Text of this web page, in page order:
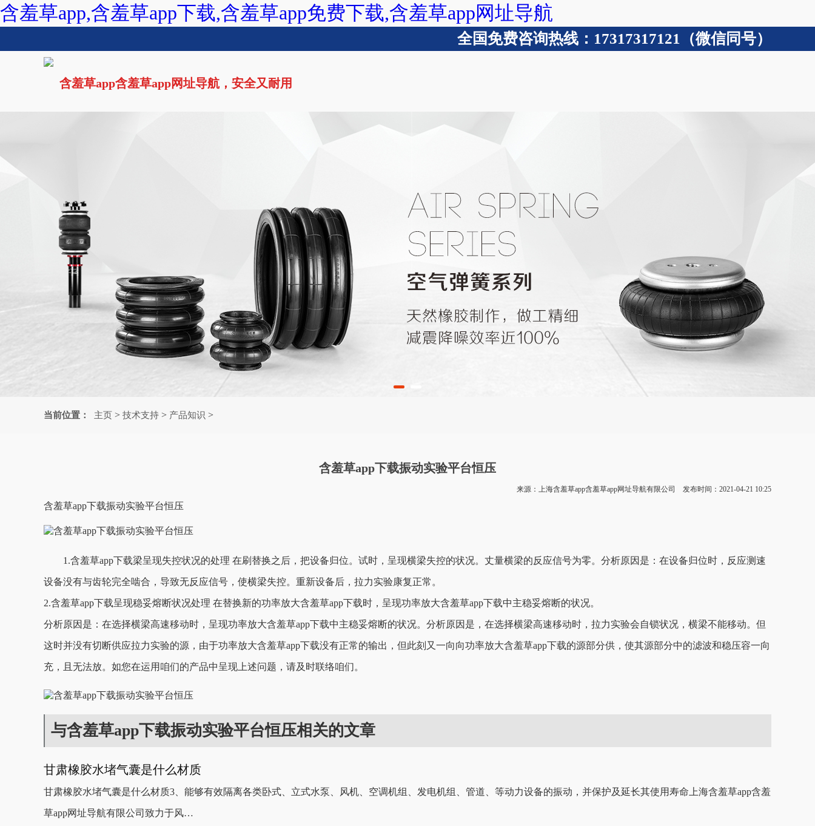
含羞草app,含羞草app下载,含羞草app免费下载,含羞草app网址导航
全国免费咨询热线：17317317121（微信同号）
含羞草app含羞草app网址导航，安全又耐用
当前位置： 主页 > 技术支持 > 产品知识 >
含羞草app下载振动实验平台恒压
来源：上海含羞草app含羞草app网址导航有限公司 发布时间：2021-04-21 10:25
含羞草app下载振动实验平台恒压
1.含羞草app下载梁呈现失控状况的处理 在刷替换之后，把设备归位。试时，呈现横梁失控的状况。丈量横梁的反应信号为零。分析原因是：在设备归位时，反应测速
设备没有与齿轮完全啮合，导致无反应信号，使横梁失控。重新设备后，拉力实验康复正常。
2.含羞草app下载呈现稳妥熔断状况处理 在替换新的功率放大含羞草app下载时，呈现功率放大含羞草app下载中主稳妥熔断的状况。
分析原因是：在选择横梁高速移动时，呈现功率放大含羞草app下载中主稳妥熔断的状况。分析原因是，在选择横梁高速移动时，拉力实验会自锁状况，横梁不能移动。但
这时并没有切断供应拉力实验的源，由于功率放大含羞草app下载没有正常的输出，但此刻又一向向功率放大含羞草app下载的源部分供，使其源部分中的滤波和稳压容一向
充，且无法放。如您在运用咱们的产品中呈现上述问题，请及时联络咱们。
与含羞草app下载振动实验平台恒压相关的文章
甘肃橡胶水堵气囊是什么材质
甘肃橡胶水堵气囊是什么材质3、能够有效隔离各类卧式、立式水泵、风机、空调机组、发电机组、管道、等动力设备的振动，并保护及延长其使用寿命上海含羞草app含羞
草app网址导航有限公司致力于风…